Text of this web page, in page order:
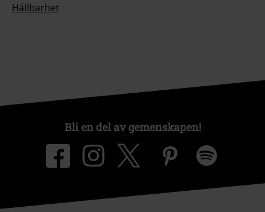
Hållbarhet
Bli en del av gemenskapen!